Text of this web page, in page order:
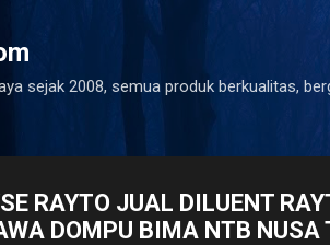
sejak 2008, semua produk berkualitas,
RAYTO JUAL DILUENT
DOMPU BIMA NTB NUSA